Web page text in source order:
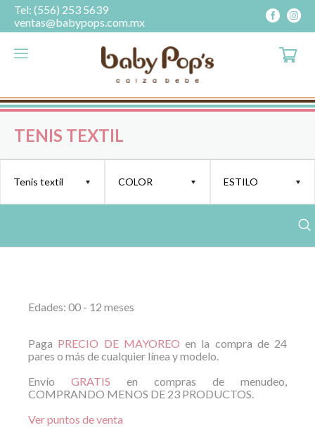
Tel: (556) 253 5639
ventas@babypops.com.mx
TENIS TEXTIL
Tenis textil COLOR ESTILO
Edades: 00 - 12 meses
Paga PRECIO DE MAYOREO en la compra de 24
pares o más de cualquier línea y modelo.
Envío GRATIS en compras de menudeo,
COMPRANDO MENOS DE 23 PRODUCTOS.
Ver puntos de venta
Cantidad: